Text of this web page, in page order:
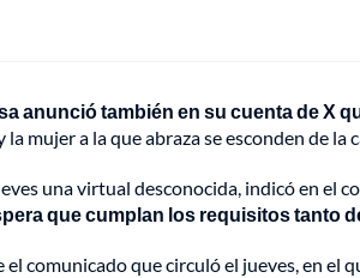
anunció también en su cuenta de X
la mujer a la que abraza se esconden de
una virtual desconocida, indicó en el
que cumplan los requisitos tanto
comunicado que circuló el jueves, en